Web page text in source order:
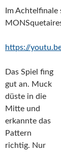
Im Achtelfinale
https://
Das Spiel fing
gut an. Muck
düste in die
Mitte und
erkannte das
Pattern
richtig. Nur